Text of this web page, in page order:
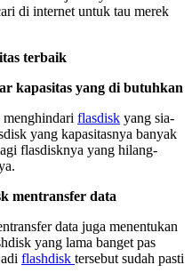
di internet untuk tau merek
terbaik
kapasitas yang di butuhkan
flasdisk yang sia-
yang kapasitasnya banyak
flasdisknya yang hilang-
mentransfer data
data juga menentukan
yang lama banget pas
flashdisk tersebut sudah pasti